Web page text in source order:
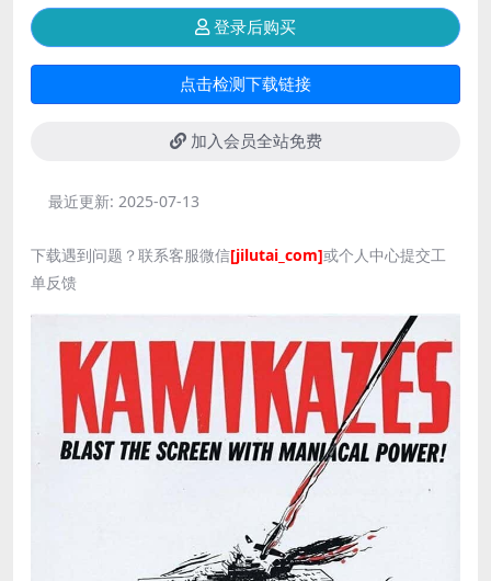
登录后购买
点击检测下载链接
加入会员全站免费
最近更新: 2025-07-13
下载遇到问题？联系客服微信[jilutai_com]或个人中心提交工
单反馈